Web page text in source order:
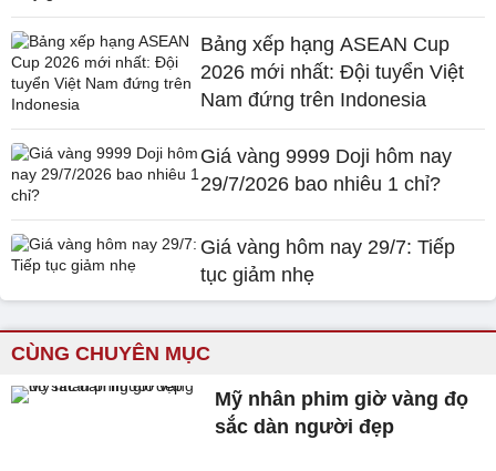
Bảng xếp hạng ASEAN Cup
2026 mới nhất: Đội tuyển Việt
Nam đứng trên Indonesia
Giá vàng 9999 Doji hôm nay
29/7/2026 bao nhiêu 1 chỉ?
Giá vàng hôm nay 29/7: Tiếp
tục giảm nhẹ
CÙNG CHUYÊN MỤC
Mỹ nhân phim giờ vàng đọ
sắc dàn người đẹp